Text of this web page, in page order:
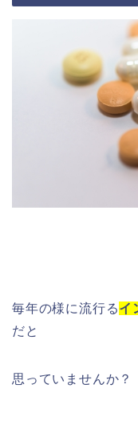
毎年の様に流行るイ
だと
思っていませんか？